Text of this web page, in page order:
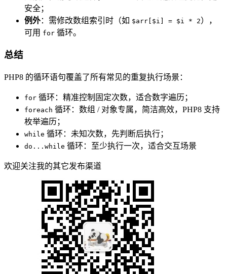
安全；
例外：需修改数组索引时（如 $arr[$i] = $i * 2），
可用 for 循环。
总结
PHP8 的循环语句覆盖了所有常见的重复执行场景：
for 循环：精准控制固定次数，适合数字遍历；
foreach 循环：数组 / 对象专属，简洁高效，PHP8 支持
枚举遍历；
while 循环：未知次数，先判断后执行；
do...while 循环：至少执行一次，适合交互场景
欢迎关注我的其它发布渠道